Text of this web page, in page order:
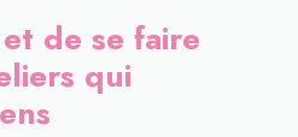
de se faire
qui